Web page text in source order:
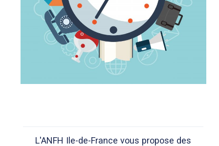
L'ANFH Ile-de-France vous propose des